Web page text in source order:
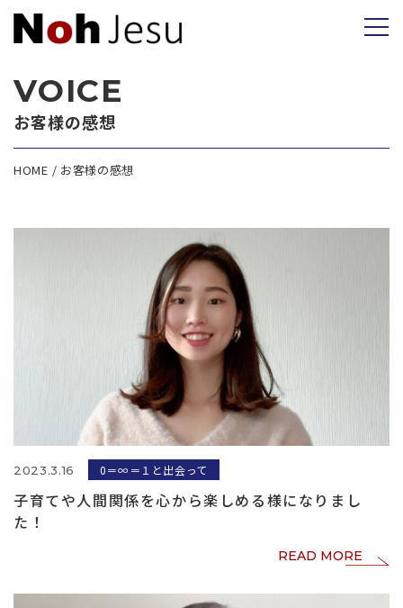
VOICE
お客様の感想
HOME お客様の感想
2023.3.16 0＝∞＝１と出会って
子育てや人間関係を心から楽しめる様になりまし
た！
READ MORE